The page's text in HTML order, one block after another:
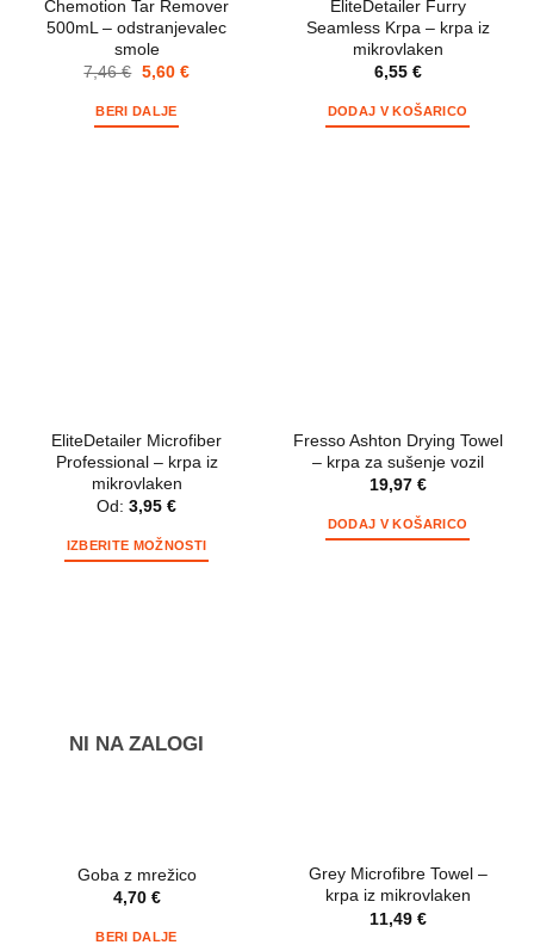
Chemotion Tar Remover
500mL – odstranjevalec
smole
7,46€ 5,60 €
BERI DALJE
EliteDetailer Furry
Seamless Krpa – krpa iz
mikrovlaken
6,55 €
DODAJ V KOŠARICO
EliteDetailer Microfiber
Professional – krpa iz
mikrovlaken
Od: 3,95 €
IZBERITE MOŽNOSTI
lahko
Fresso Ashton Drying Towel
– krpa za sušenje vozil
19,97 €
DODAJ V KOŠARICO
NI NA ZALOGI
Goba z mrežico
4,70 €
BERI DALJE
Grey Microfibre Towel –
krpa iz mikrovlaken
11,49 €